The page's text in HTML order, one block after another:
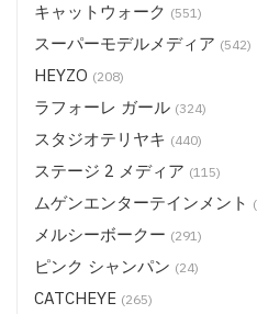
ムゲンエンターテインメント
CATCHEYE (BD) $13.50
CATCHEYE その他 (DVD/BD)
サムライポルノ (BD) $13.50
サムライポルノ 全作品 (DVD/
HEYZO (DVD) $14.50
ステージ 2 メディア (BD)
ステージ 2 メディア (BD)
ステージ 2 メディア (BD)
ステージ 2 メディア (DVD)
キャットウォーク (551)
スーパーモデルメディア (542)
HEYZO (208)
ラフォーレ ガール (324)
スタジオテリヤキ (440)
ステージ 2 メディア (115)
ムゲンエンターテインメント
メルシーボークー (291)
ピンク シャンパン (24)
CATCHEYE (265)